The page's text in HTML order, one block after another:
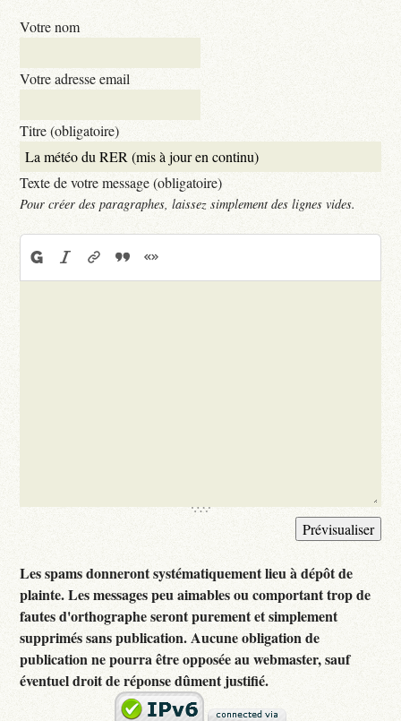
Votre nom
Votre adresse email
Titre (obligatoire)
Texte de votre message (obligatoire)
Pour créer des paragraphes, laissez simplement des lignes vides.
Les spams donneront systématiquement lieu à dépôt de
plainte. Les messages peu aimables ou comportant trop de
fautes d'orthographe seront purement et simplement
supprimés sans publication. Aucune obligation de
publication ne pourra être opposée au webmaster, sauf
éventuel droit de réponse dûment justifié.